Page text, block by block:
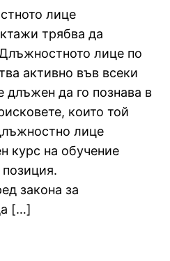
лице
трябва да
лице по
активно във всеки
длъжен да го познава в
които той
лице
курс на обучение
закона за
[…]